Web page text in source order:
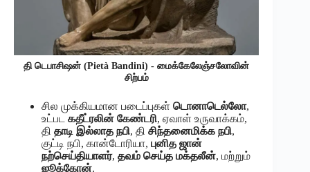
தி டெபாசிஷன் (Pietà Bandini) - மைக்கேலேஞ்சலோவின்
சிற்பம்
சில முக்கியமான படைப்புகள் டொனாடெல்லோ,
உட்பட கதீட்ரலின் கேண்டரி, ஏவாள் உருவாக்கம்,
தி தாடி இல்லாத நபி, தி சிந்தனைமிக்க நபி,
குட்டி நபி, கான்டோரியா, புனித ஜான்
நற்செய்தியாளர், தவம் செய்த மக்தலீன், மற்றும்
ஜூக்கோன்.